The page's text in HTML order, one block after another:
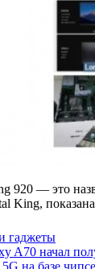
920 — это
King,
гаджеты
A70 начал
на базе